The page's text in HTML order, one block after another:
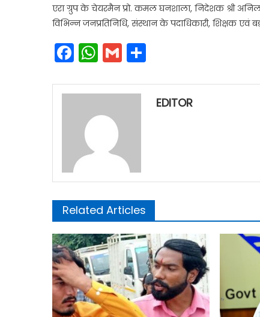
एरा ग्रुप के चेयरमैन प्रो. कमल घनशाला, निदेशक श्री
विभिन्न जनप्रतिनिधि, संस्थान के पदाधिकारी, शिक्षक एवं
Facebook
WhatsApp
Gmail
EDITOR
Related Articles